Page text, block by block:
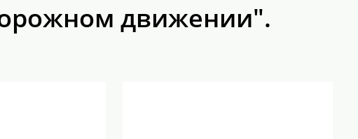
движении".